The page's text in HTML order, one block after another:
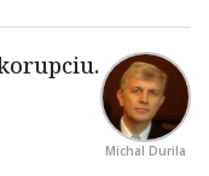
Michal Durila